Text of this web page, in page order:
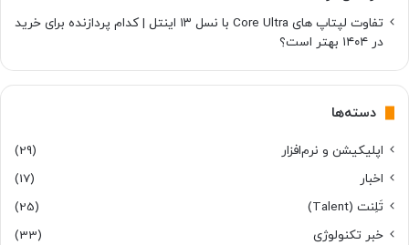
تفاوت لپتاپ های Core Ultra با نسل ۱۳ اینتل | کدام پردازنده برای خرید
در ۱۴۰۴ بهتر است؟
دسته‌ها
اپلیکیشن و نرم‌افزار
(29)
اخبار
(17)
تَلِنت (Talent)
(25)
خبر تکنولوژی
(33)